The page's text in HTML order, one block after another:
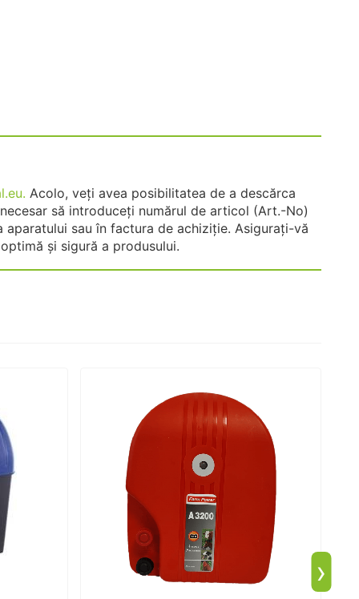
Acolo, veți avea posibilitatea de a descărca
să introduceți numărul de articol (Art.-No)
sau în factura de achiziție. Asigurați-vă
și sigură a produsului.
›